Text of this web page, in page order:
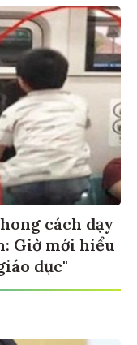
cách dạy
Giờ mới hiểu
dục"